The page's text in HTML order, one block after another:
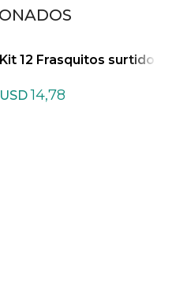
Kit 12 Frasquitos surtido
USD 14,78